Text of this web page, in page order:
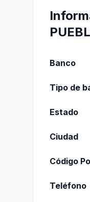
Banco
Tipo de
Estado
Ciudad
Código
Teléfono